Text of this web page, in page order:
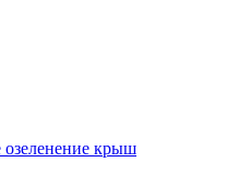
озеленение крыш